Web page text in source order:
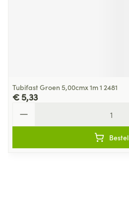
Tubifast Groen 5,00cmx 1m 1 2481
€ 5,33
Bestel